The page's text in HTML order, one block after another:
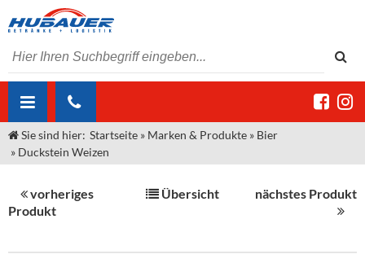
ÜBER UNS
Unser Liefergebiet
Angebote Gastronomie & Großhandel
MARKEN & PRODUKTE
Sie sind hier: Startseite » Marken & Produkte » Bier
» Duckstein Weizen
vorheriges
Produkt
Übersicht nächstes Produkt